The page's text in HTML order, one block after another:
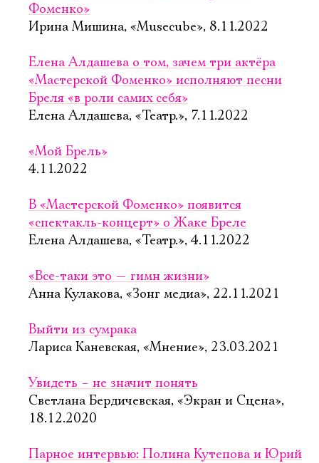
Фоменко»
Ирина Мишина, «Musecube», 8.11.2022
Елена Алдашева о том, зачем три актёра
«Мастерской Фоменко» исполняют песни
Бреля «в роли самих себя»
Елена Алдашева, «Театр.», 7.11.2022
«Мой Брель»
4.11.2022
В «Мастерской Фоменко» появится
«спектакль-концерт» о Жаке Бреле
Елена Алдашева, «Театр.», 4.11.2022
«Все-таки это — гимн жизни»
Анна Кулакова, «Зонг медиа», 22.11.2021
Выйти из сумрака
Лариса Каневская, «Мнение», 23.03.2021
Увидеть – не значит понять
Светлана Бердичевская, «Экран и Сцена»,
18.12.2020
Парное интервью: Полина Кутепова и Юрий